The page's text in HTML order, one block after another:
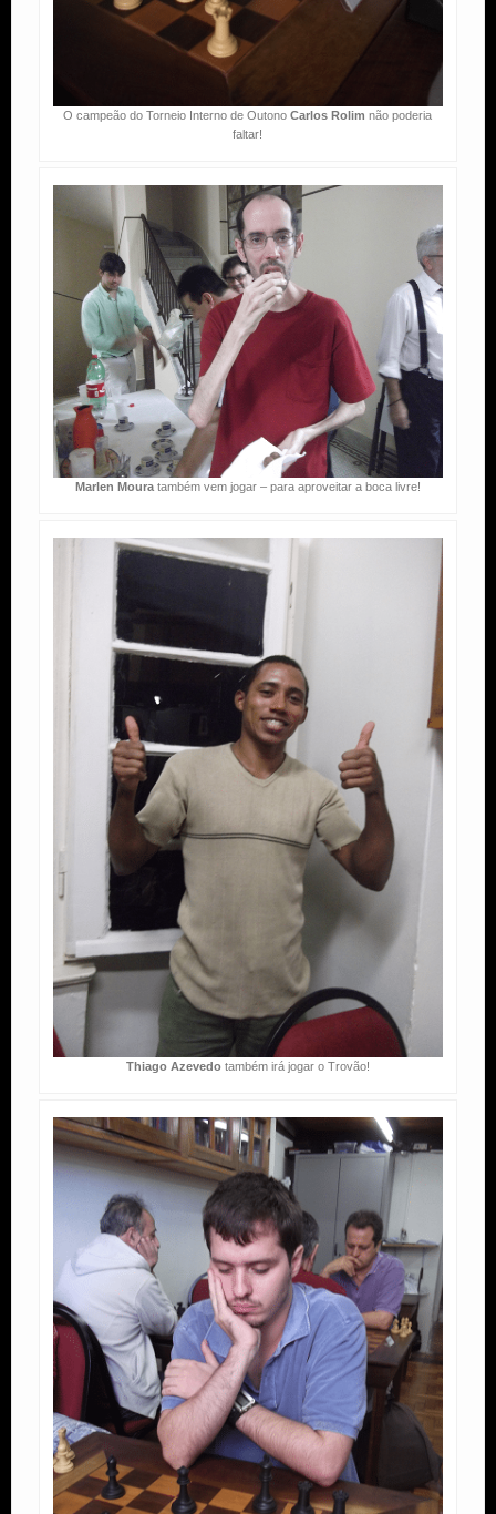
O campeão do Torneio Interno de OutonoCarlos Rolim não poderia
faltar!
Marlen Mouratambém vem jogar – para aproveitar a boca livre!
Thiago Azevedotambém irá jogar o Trovão!